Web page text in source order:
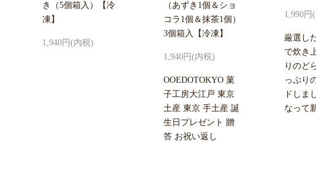
き（5個箱入）【冷
凍】
1,940円(内税)
（あずき1個＆ショ
コラ1個＆抹茶1個）
3個箱入【冷凍】
1,940円(内税)
OOEDOTOKYO 菓
子工房大江戸 東京
土産 東京 手土産 誕
生日プレゼント 贈
答 お祝い返し
1,990円
厳選し
で炊き
りのど
っぷり
ドしま
なって